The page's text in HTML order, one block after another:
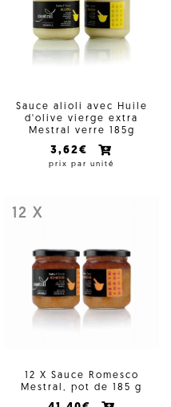
Sauce alioli avec Huile
d'olive vierge extra
Mestral verre 185g
3,62€
prix par unité
12 X
12 X Sauce Romesco
Mestral, pot de 185 g